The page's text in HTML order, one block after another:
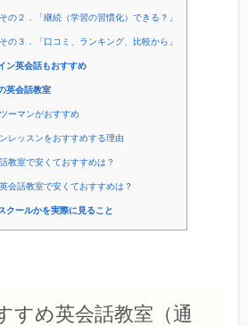
の２．「継続（学習の習慣化）できる？」
の３．「口コミ、ランキング、比較から」
ン英会話もおすすめ
英会話教室
ーマンがおすすめ
レッスンをおすすめする理由
教室で安くておすすめは？
会話教室で安くておすすめは？
ールかを実際に見ること
すめ英会話教室（通